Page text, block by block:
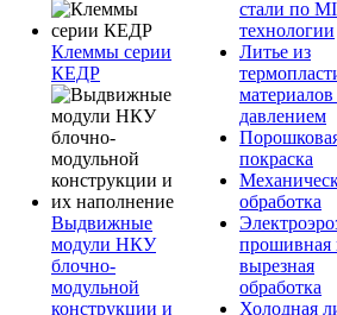
Клеммы серии
КЕДР
Выдвижные
модули НКУ
блочно-
модульной
конструкции и
стали по
технологии
Литье из
давлением
покраска
обработка
прошивная
вырезная
обработка
Холодная